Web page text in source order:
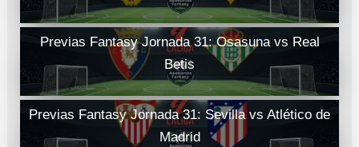
Previas Fantasy Jornada 31: Osasuna vs Real
Betis
Previas Fantasy Jornada 31: Sevilla vs Atlético de
Madrid